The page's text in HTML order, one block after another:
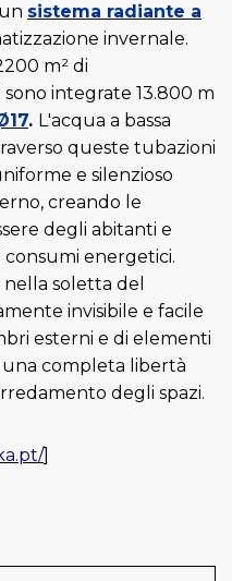
sistema radiante a
invernale.
m² di
sono integrate 13.800 m
. L'acqua a bassa
queste tubazioni
e silenzioso
creando le
degli abitanti e
energetici.
soletta del
invisibile e facile
esterni e di elementi
completa libertà
degli spazi.
]